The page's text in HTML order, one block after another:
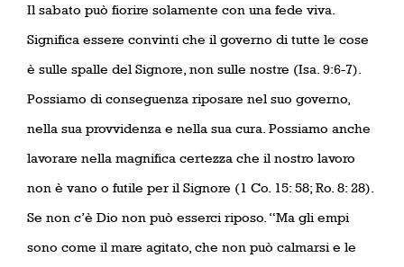
Il sabato può fiorire solamente con una fede viva.
Significa essere convinti che il governo di tutte le cose
è sulle spalle del Signore, non sulle nostre (Isa. 9:6-7).
Possiamo di conseguenza riposare nel suo governo,
nella sua provvidenza e nella sua cura. Possiamo anche
lavorare nella magnifica certezza che il nostro lavoro
non è vano o futile per il Signore (1 Co. 15: 58; Ro. 8: 28).
Se non c’è Dio non può esserci riposo. “Ma gli empi
sono come il mare agitato, che non può calmarsi e le